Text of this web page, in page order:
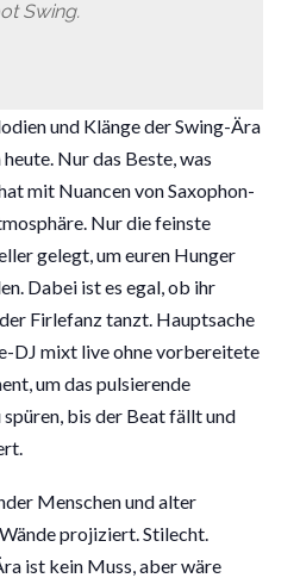
Swing.
und Klänge der Swing-Ära
Nur das Beste, was
mit Nuancen von Saxophon-
Nur die feinste
gelegt, um euren Hunger
Dabei ist es egal, ob ihr
Firlefanz tanzt. Hauptsache
DJ mixt live ohne vorbereitete
um das pulsierende
bis der Beat fällt und
Menschen und alter
projiziert. Stilecht.
ist kein Muss, aber wäre